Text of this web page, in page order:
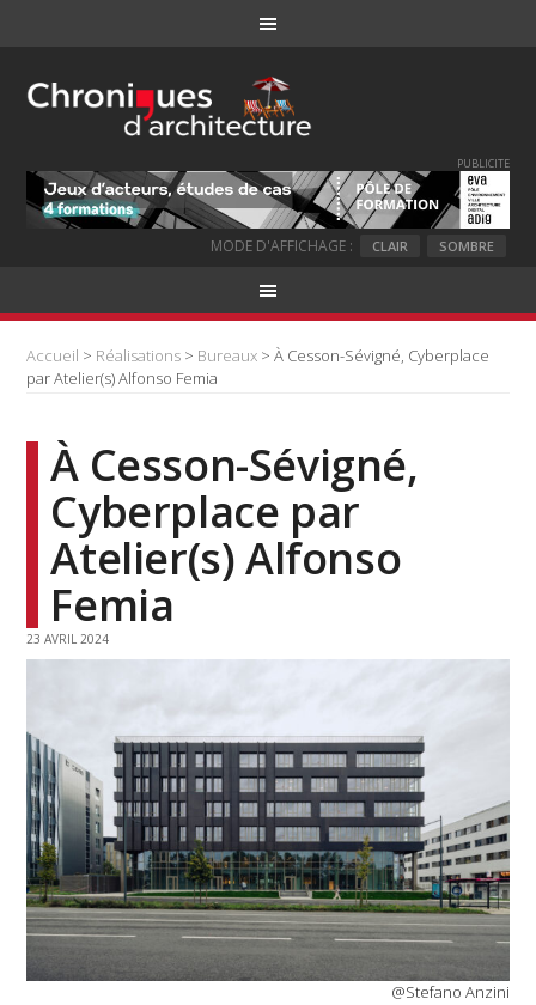
PUBLICITE
MODE D'AFFICHAGE : CLAIR SOMBRE
Accueil > Réalisations > Bureaux > À Cesson-Sévigné, Cyberplace
par Atelier(s) Alfonso Femia
À Cesson-Sévigné,
Cyberplace par
Atelier(s) Alfonso
Femia
23 AVRIL 2024
@Stefano Anzini